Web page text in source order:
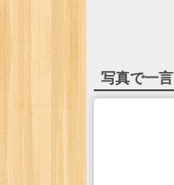
写真で一言